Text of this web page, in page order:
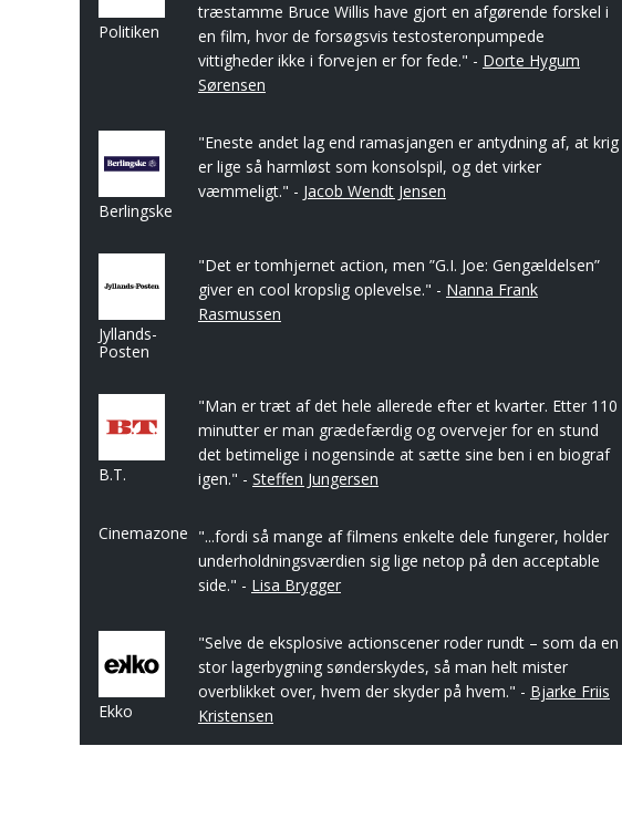
Politiken
træstamme Bruce Willis have gjort en afgørende forskel i
en film, hvor de forsøgsvis testosteronpumpede
vittigheder ikke i forvejen er for fede." - Dorte Hygum
Sørensen
Berlingske
"Eneste andet lag end ramasjangen er antydning af, at krig
er lige så harmløst som konsolspil, og det virker
væmmeligt." - Jacob Wendt Jensen
Jyllands-
Posten
"Det er tomhjernet action, men ”G.I. Joe: Gengældelsen”
giver en cool kropslig oplevelse." - Nanna Frank
Rasmussen
B.T.
"Man er træt af det hele allerede efter et kvarter. Etter 110
minutter er man grædefærdig og overvejer for en stund
det betimelige i nogensinde at sætte sine ben i en biograf
igen." - Steffen Jungersen
Cinemazone "...fordi så mange af filmens enkelte dele fungerer, holder
underholdningsværdien sig lige netop på den acceptable
side." - Lisa Brygger
Ekko
"Selve de eksplosive actionscener roder rundt – som da en
stor lagerbygning sønderskydes, så man helt mister
overblikket over, hvem der skyder på hvem." - Bjarke Friis
Kristensen